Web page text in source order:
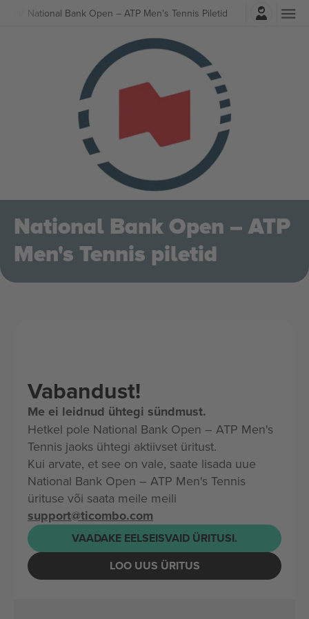
National Bank Open – ATP Men's Tennis Piletid
Logi sisse
National Bank Open – ATP
Men's Tennis piletid
Vabandust!
Me ei leidnud ühtegi sündmust.
Hetkel pole National Bank Open – ATP Men's
Tennis jaoks ühtegi aktiivset üritust.
Kui arvate, et see on vale, saate lisada uue
National Bank Open – ATP Men's Tennis
ürituse või saata meile meili
support@ticombo.com
VAADAKE EELSEISVAID ÜRITUSI.
LOO UUS ÜRITUS